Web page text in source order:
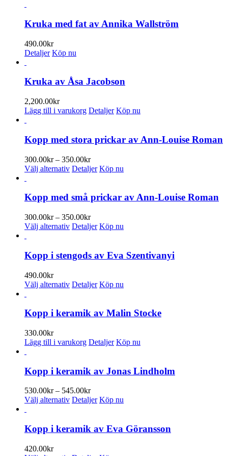
väljas
på
Kruka med fat av Annika Wallström
490.00kr
Detaljer Köp nu
Kruka av Åsa Jacobson
2,200.00kr
Lägg till i varukorg Detaljer Köp nu
Kopp med stora prickar av Ann-Louise Roman
300.00kr – 350.00krPrisintervall:
300.00kr
Välj alternativ Den
har
varianter.
De
olika
väljas
Detaljer Köp nu
Kopp med små prickar av Ann-Louise Roman
300.00kr – 350.00krPrisintervall:
300.00kr
Välj alternativ Den
har
flera
De
olika
väljas
Detaljer Köp nu
Kopp i stengods av Eva Szentivanyi
490.00kr
Välj alternativ Den
har
De
olika
väljas
produktsidan
Detaljer Köp nu
Kopp i keramik av Malin Stocke
330.00kr
Lägg till i varukorg Detaljer Köp nu
Kopp i keramik av Jonas Lindholm
530.00kr – 545.00krPrisintervall:
530.00kr
Välj alternativ Den
har
flera
Detaljer Köp nu
Kopp i keramik av Eva Göransson
420.00kr